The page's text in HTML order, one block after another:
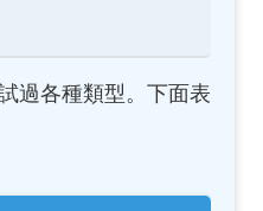
過各種類型。下面表